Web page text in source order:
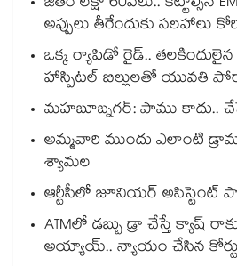
అప్పులు తీరేందుకు సలహాలు
ఒక్క ర్యాపిడో రైడ్.. తలకిందులైన
హాస్పిటల్ బిల్లులతో యువతి
మహబూబ్నగర్: పాము కాదు..
అమ్మవారి ముందు ఎలాంటి
శ్యామల
ఆర్టీసీలో జూనియర్ అసిస్టెంట్‌‌
ATMలో డబ్బు డ్రా చేస్తే క్యాష్
అయ్యాయ్.. న్యాయం చేసిన కోర్టు